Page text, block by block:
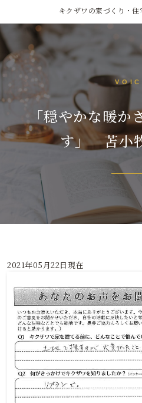
キクザワの家づくり・
「穏やかな暖
す」 苫小
2021年05月22日現在